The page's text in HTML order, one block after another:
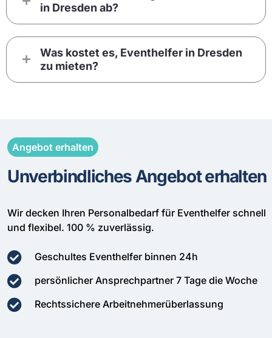
in Dresden ab?
Was kostet es, Eventhelfer in Dresden
zu mieten?
Angebot erhalten
Unverbindliches Angebot erhalten
Wir decken Ihren Personalbedarf für Eventhelfer schnell
und flexibel. 100 % zuverlässig.
Geschultes Eventhelfer binnen 24h
persönlicher Ansprechpartner 7 Tage die Woche
Rechtssichere Arbeitnehmerüberlassung